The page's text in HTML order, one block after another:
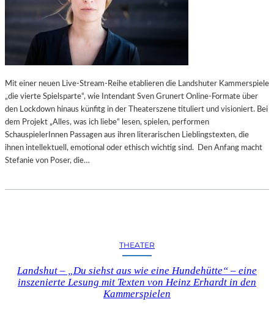
Mit einer neuen Live-Stream-Reihe etablieren die Landshuter Kammerspiele
„die vierte Spielsparte“, wie Intendant Sven Grunert Online-Formate über
den Lockdown hinaus künfitg in der Theaterszene tituliert und visioniert. Bei
dem Projekt „Alles, was ich liebe“ lesen, spielen, performen
SchauspielerInnen Passagen aus ihren literarischen Lieblingstexten, die
ihnen intellektuell, emotional oder ethisch wichtig sind. Den Anfang macht
Stefanie von Poser, die…
THEATER
Landshut – „Du siehst aus wie eine Hundehütte“ – eine
inszenierte Lesung mit Texten von Heinz Erhardt in den
Kammerspielen